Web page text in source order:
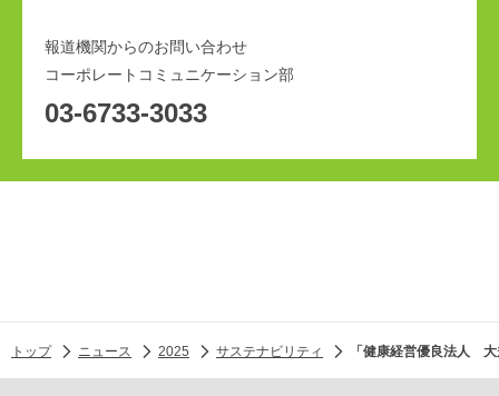
報道機関からのお問い合わせ
コーポレートコミュニケーション部
03-6733-3033
トップ ニュース 2025 サステナビリティ 「健康経営優良法人